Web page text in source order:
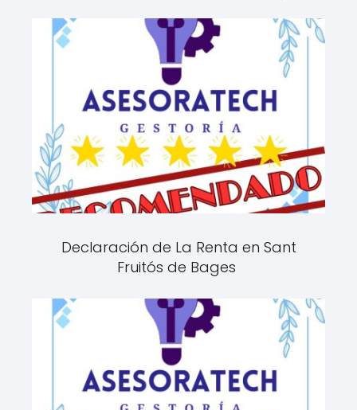
Declaración de La Renta en Sant
Fruitós de Bages